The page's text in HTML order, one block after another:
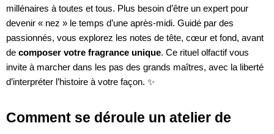
millénaires à toutes et tous. Plus besoin d’être un expert pour
devenir « nez » le temps d’une après-midi. Guidé par des
passionnés, vous explorez les notes de tête, cœur et fond, avant
de composer votre fragrance unique. Ce rituel olfactif vous
invite à marcher dans les pas des grands maîtres, avec la liberté
d’interpréter l’histoire à votre façon. ✨
Comment se déroule un atelier de